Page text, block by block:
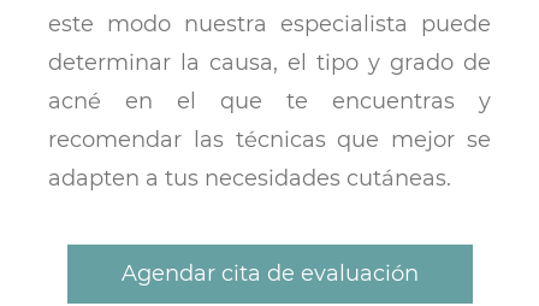
este modo nuestra especialista puede
determinar la causa, el tipo y grado de
acné en el que te encuentras y
recomendar las técnicas que mejor se
adapten a tus necesidades cutáneas.
Agendar cita de evaluación